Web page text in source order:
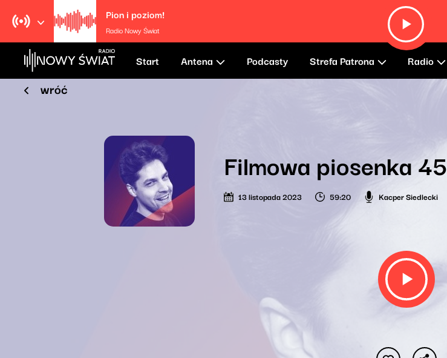
Pion i poziom!
Radio Nowy Świat
Start Antena Podcasty Strefa Patrona Radio
wróć
Filmowa piosenka 45
13 listopada 2023 59:20 Kacper Siedlecki